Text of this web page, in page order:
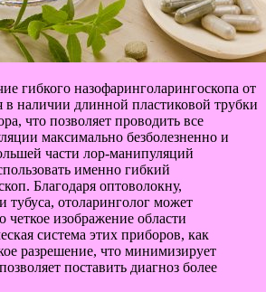
гибкого назофаринголарингоскопа от
в наличии длинной пластиковой трубки
что позволяет проводить все
максимально безболезненно и
части лор-манипуляций
именно гибкий
Благодаря оптоволокну,
тубуса, отоларинголог может
четкое изображение области
система этих приборов, как
разрешение, что минимизирует
поставить диагноз более